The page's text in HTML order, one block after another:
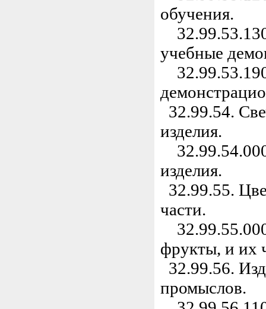
обучения.
учебные
32.99.54.
изделия.
изделия.
32.99.55.
части.
фрукты, и их
32.99.56.
промыслов.